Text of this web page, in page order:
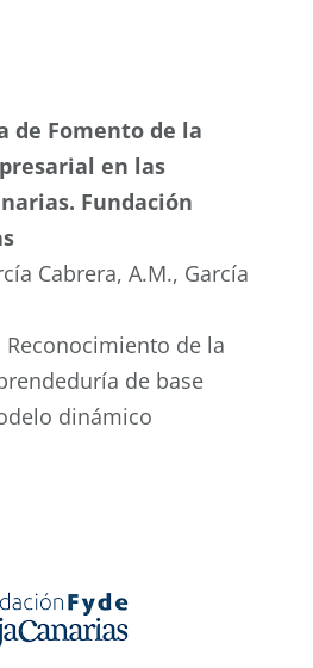
de Fomento de la
en las
Fundación
Cabrera, A.M., García
de la
de base
dinámico